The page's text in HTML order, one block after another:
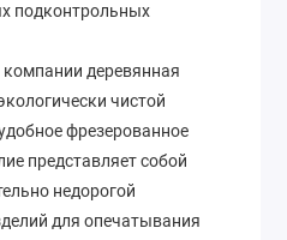
подконтрольных
деревянная
чистой
фрезерованное
представляет собой
недорогой
для опечатывания